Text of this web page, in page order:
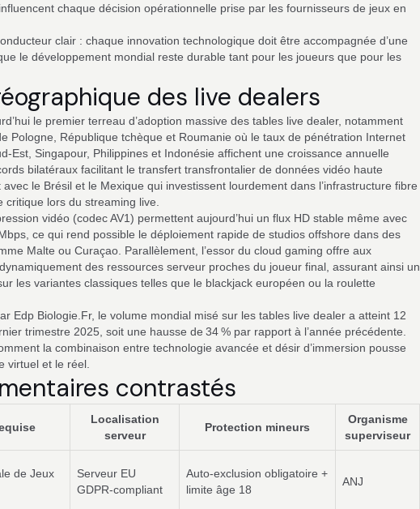
chaque décision opérationnelle prise par les fournisseurs de jeux en
clair : chaque innovation technologique doit être accompagnée d’une
le développement mondial reste durable tant pour les joueurs que pour les
des live dealers
le premier terreau d’adoption massive des tables live dealer, notamment
Pologne, République tchèque et Roumanie où le taux de pénétration Internet
Singapour, Philippines et Indonésie affichent une croissance annuelle
bilatéraux facilitant le transfert transfrontalier de données vidéo haute
avec le Brésil et le Mexique qui investissent lourdement dans l’infrastructure fibre
critique lors du streaming live.
vidéo (codec AV1) permettent aujourd’hui un flux HD stable même avec
ce qui rend possible le déploiement rapide de studios offshore dans des
Malte ou Curaçao. Parallèlement, l’essor du cloud gaming offre aux
des ressources serveur proches du joueur final, assurant ainsi un
les variantes classiques telles que le blackjack européen ou la roulette
Edp Biologie.Fr, le volume mondial misé sur les tables live dealer a atteint 12
trimestre 2025, soit une hausse de 34 % par rapport à l’année précédente.
la combinaison entre technologie avancée et désir d’immersion pousse
virtuel et le réel.
contrastés
Localisation
serveur
Protection mineurs
Organisme
superviseur
de Jeux
Serveur EU
GDPR‑compliant
Auto‑exclusion obligatoire +
limite âge 18
ANJ